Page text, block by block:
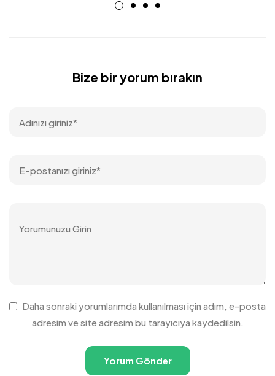
Bize bir yorum bırakın
Daha sonraki yorumlarımda kullanılması için adım, e-posta
adresim ve site adresim bu tarayıcıya kaydedilsin.